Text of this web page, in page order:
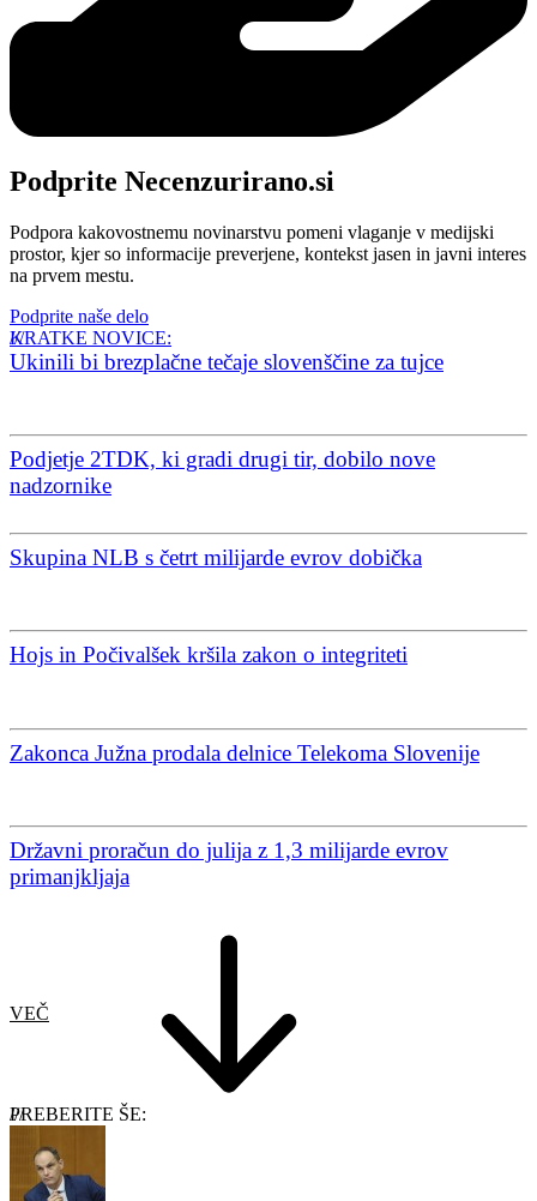
Podprite Necenzurirano.si
Podpora kakovostnemu novinarstvu pomeni vlaganje v medijski
prostor, kjer so informacije preverjene, kontekst jasen in javni interes
na prvem mestu.
Podprite naše delo
KRATKE NOVICE:
Ukinili bi brezplačne tečaje slovenščine za tujce
Podjetje 2TDK, ki gradi drugi tir, dobilo nove
nadzornike
Skupina NLB s četrt milijarde evrov dobička
Hojs in Počivalšek kršila zakon o integriteti
Zakonca Južna prodala delnice Telekoma Slovenije
Državni proračun do julija z 1,3 milijarde evrov
primanjkljaja
VEČ
PREBERITE ŠE: